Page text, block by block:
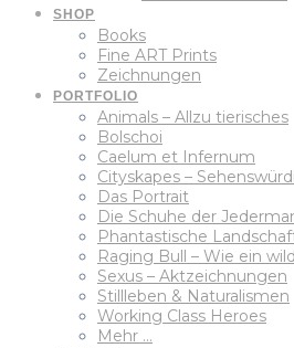
SHOP
Books
Fine ART Prints
Zeichnungen
PORTFOLIO
Animals – Allzu tierisches
Bolschoi
Caelum et Infernum
Cityskapes –
Das Portrait
Die Schuhe der
Phantastische
Raging Bull – Wie ein
Sexus – Aktzeichnungen
Stillleben & Naturalismen
Working Class Heroes
Mehr …